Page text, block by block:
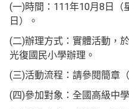
(一)時間：111年10月8日（
日）。
(二)辦理方式：實體活動，
光復國民小學辦理。
(三)活動流程：請參閱簡章
(四)參加對象：全國高級中